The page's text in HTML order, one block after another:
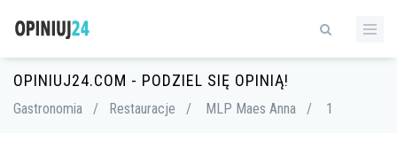
OPINIUJ24.COM - PODZIEL SIĘ OPINIĄ!
Gastronomia / Restauracje / MLP Maes Anna / 1